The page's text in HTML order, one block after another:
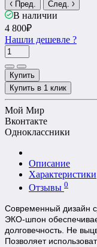
Пред. След.
В наличии
4 800₽
Нашли дешевле ?
Купить
Купить в 1 клик
Мой Мир
Вконтакте
Одноклассники
Описание
Характеристики
Отзывы 0
Современный дизайн
ЭКО-шпон
долговечность. Не
Позволяет